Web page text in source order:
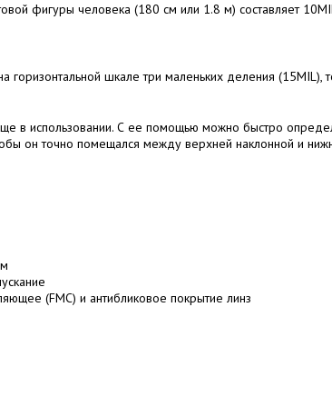
фигуры человека (180 см или 1.8 м) составляет
шкале три маленьких деления (15MIL),
в использовании. С ее помощью можно быстро
он точно помещался между верхней наклонной и
(FMC) и антибликовое покрытие линз